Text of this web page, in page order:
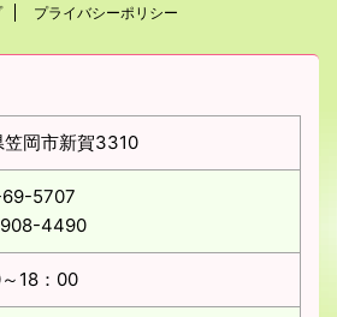
プライバシーポリシー
笠岡市新賀3310
5707
4490
18：00